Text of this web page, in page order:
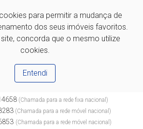
para permitir a mudança de
dos seus imóveis favoritos.
concorda que o mesmo utilize
cookies.
Entendi
(Chamada para a rede fixa nacional)
(Chamada para a rede móvel nacional)
(Chamada para a rede móvel nacional)